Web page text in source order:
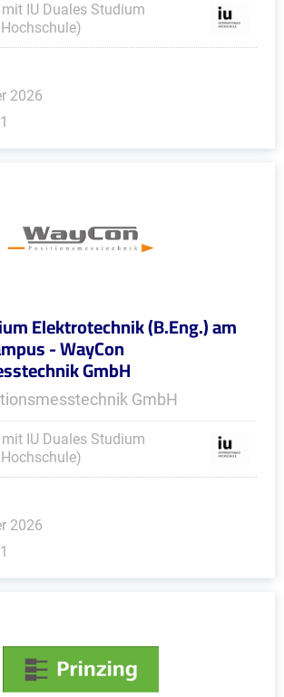
IU Duales Studium
2026
Elektrotechnik (B.Eng.) am
- WayCon
GmbH
GmbH
IU Duales Studium
2026